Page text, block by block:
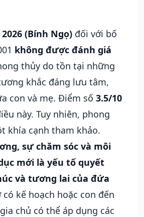
2026 (Bính Ngọ) đối với bố
không được đánh giá
thủy do tồn tại những
khắc đáng lưu tâm,
con và mẹ. Điểm số 3.5/10
này. Tuy nhiên, phong
khía cạnh tham khảo.
sự chăm sóc và môi
mới là yếu tố quyết
và tương lai của đứa
có kế hoạch hoặc con đến
chủ có thể áp dụng các